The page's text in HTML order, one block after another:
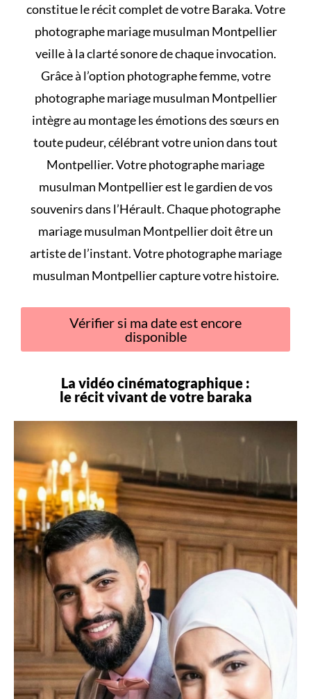
constitue le récit complet de votre Baraka. Votre
photographe mariage musulman Montpellier
veille à la clarté sonore de chaque invocation.
Grâce à l’option photographe femme, votre
photographe mariage musulman Montpellier
intègre au montage les émotions des sœurs en
toute pudeur, célébrant votre union dans tout
Montpellier. Votre photographe mariage
musulman Montpellier est le gardien de vos
souvenirs dans l’Hérault. Chaque photographe
mariage musulman Montpellier doit être un
artiste de l’instant. Votre photographe mariage
musulman Montpellier capture votre histoire.
Vérifier si ma date est encore
disponible
La vidéo cinématographique :
le récit vivant de votre baraka